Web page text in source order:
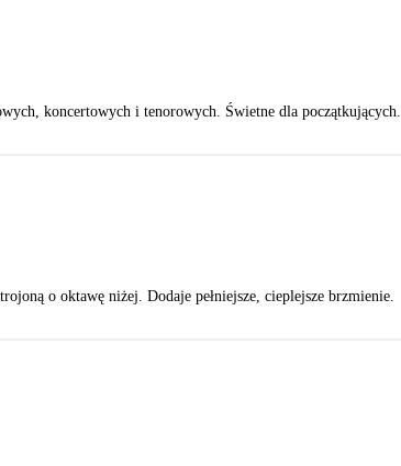
koncertowych i tenorowych. Świetne dla początkujących.
o oktawę niżej. Dodaje pełniejsze, cieplejsze brzmienie.